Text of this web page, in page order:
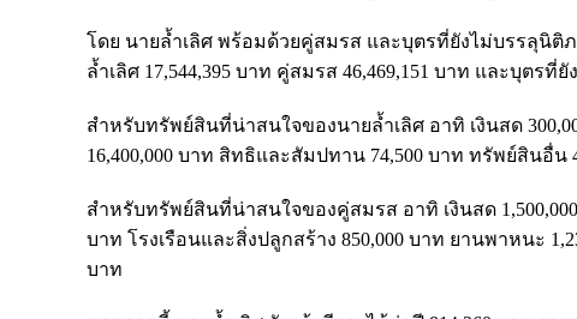
โดย นายล้ำเลิศ พร้อมด้วยคู่สมรส และบุตรที่ยังไม่บรรลุนิติ
ล้ำเลิศ 17,544,395 บาท คู่สมรส 46,469,151 บาท และบุตร
สำหรับทรัพย์สินที่น่าสนใจของนายล้ำเลิศ อาทิ เงินสด
16,400,000 บาท สิทธิและสัมปทาน 74,500 บาท ทรัพย์สินอื่น
สำหรับทรัพย์สินที่น่าสนใจของคู่สมรส อาทิ เงินสด 1,500,000
บาท โรงเรือนและสิ่งปลูกสร้าง 850,000 บาท ยานพาหนะ
บาท